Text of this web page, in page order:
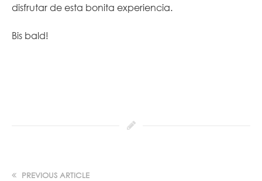
disfrutar de esta bonita experiencia.
Bis bald!
PREVIOUS ARTICLE